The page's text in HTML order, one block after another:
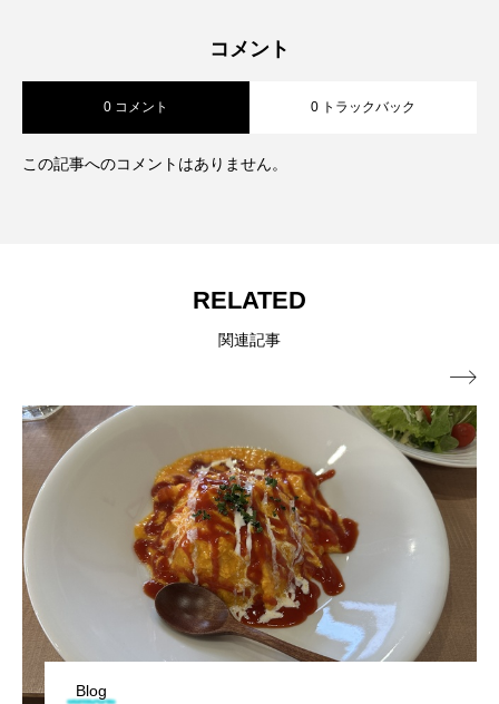
コメント
0 コメント 0 トラックバック
この記事へのコメントはありません。
RELATED
関連記事
Blog
